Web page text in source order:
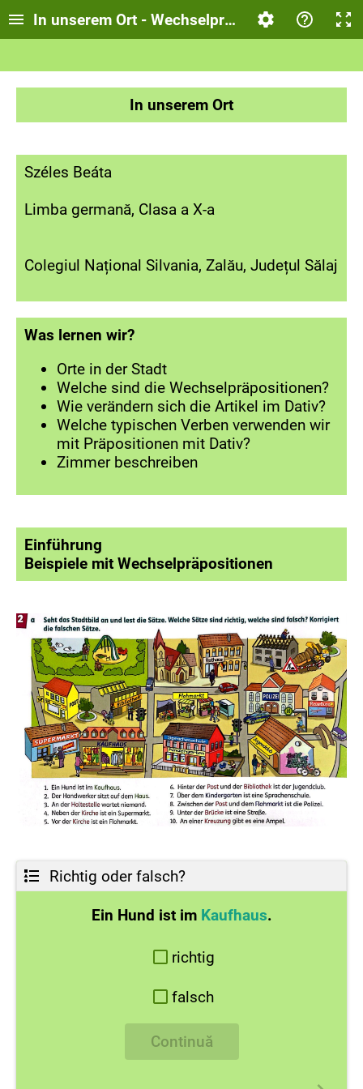
In unserem Ort - Wechselpräpositionen mit
In unserem Ort
Széles Beáta
Limba germană, Clasa a X-a
Colegiul Național Silvania, Zalău, Județul Sălaj
Was lernen wir?
Orte in der Stadt
Welche sind die Wechselpräpositionen?
Wie verändern sich die Artikel im Dativ?
Welche typischen Verben verwenden wir
mit Präpositionen mit Dativ?
Zimmer beschreiben
Einführung
Beispiele mit Wechselpräpositionen
Richtig oder falsch?
Ein Hund ist im Kaufhaus.
richtig
falsch
Continuă